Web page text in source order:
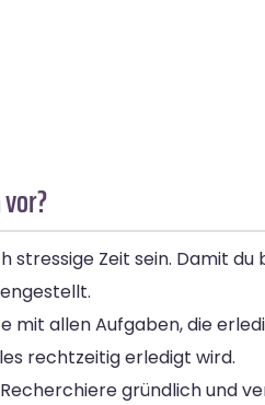
Zeit sein. Damit
mit allen Aufgaben, die
rechtzeitig erledigt wird.
gründlich und